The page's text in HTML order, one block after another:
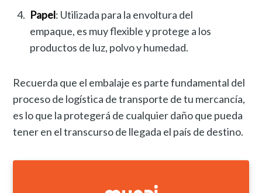
Papel: Utilizada para la envoltura del
empaque, es muy flexible y protege a los
productos de luz, polvo y humedad.
Recuerda que el embalaje es parte fundamental del
proceso de logística de transporte de tu mercancía,
es lo que la protegerá de cualquier daño que pueda
tener en el transcurso de llegada el país de destino.